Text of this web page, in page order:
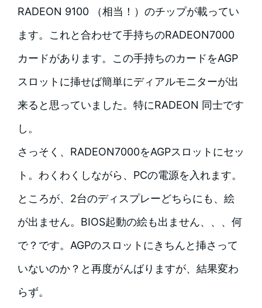
RADEON 9100 （相当！）のチップが載ってい
ます。これと合わせて手持ちのRADEON7000
カードがあります。この手持ちのカードをAGP
スロットに挿せば簡単にディアルモニターが出
来ると思っていました。特にRADEON 同士です
し。
さっそく、RADEON7000をAGPスロットにセッ
ト。わくわくしながら、PCの電源を入れます。
ところが、2台のディスプレーどちらにも、絵
が出ません。BIOS起動の絵も出ません、、、何
で？です。AGPのスロットにきちんと挿さって
いないのか？と再度がんばりますが、結果変わ
らず。